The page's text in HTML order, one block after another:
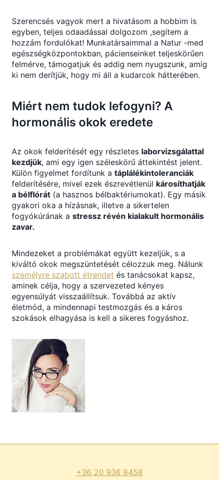
Szerencsés vagyok mert a hivatásom a hobbim is
egyben, teljes odaadással dolgozom ,segítem a
hozzám fordulókat! Munkatársaimmal a Natur -med
egészségközpontokban, pácienseinket teljeskörűen
felmérve, támogatjuk és addig nem nyugszunk, amíg
ki nem derítjük, hogy mi áll a kudarcok hátterében.
Miért nem tudok lefogyni? A
hormonális okok eredete
Az okok felderítését egy részletes laborvizsgálattal
kezdjük, ami egy igen széleskörű áttekintést jelent.
Külön figyelmet fordítunk a táplálékintoleranciák
felderítésére, mivel ezek észrevétlenül károsíthatják
a bélflórát (a hasznos bélbaktériumokat). Egy másik
gyakori oka a hízásnak, illetve a sikertelen
fogyókúrának a stressz révén kialakult hormonális
zavar.
Mindezeket a problémákat együtt kezeljük, s a
kiváltó okok megszüntetését célozzuk meg. Nálunk
személyre szabott étrendet és tanácsokat kapsz,
aminek célja, hogy a szervezeted kényes
egyensúlyát visszaállítsuk. Továbbá az aktív
életmód, a mindennapi testmozgás és a káros
szokások elhagyása is kell a sikeres fogyáshoz.
+36 20 936 8458